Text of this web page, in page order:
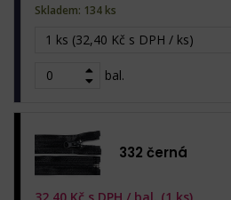
1 ks (32,40 Kč s DPH / ks)
bal.
Skladem: 134 ks
332 černá